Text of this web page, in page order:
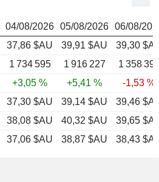
04/08/2026 05/08/2026 06/08/
37,86 $AU 39,91 $AU
39,30
1 734 595 1 916 227
1 358
+3,05 % +5,41 %
-1,53 %
37,30 $AU 39,14 $AU
39,46
38,08 $AU 40,32 $AU
39,65
37,06 $AU 38,87 $AU 38,43